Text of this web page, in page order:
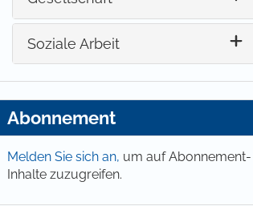
Soziale Arbeit
Abonnement
Melden Sie sich an, um auf Abonnement-
Inhalte zuzugreifen.